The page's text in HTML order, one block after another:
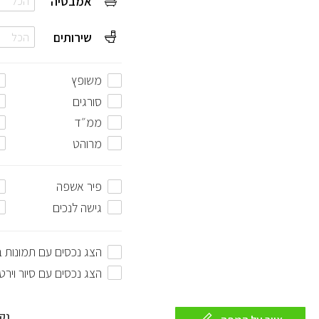
שירותים הכל
משופץ
סורגים
ממ״ד
מרוהט
פיר אשפה
גישה לנכים
הצג נכסים עם
הצג נכסים עם סיור